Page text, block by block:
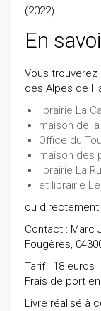
(2022).
En
Vous trouverez
des Alpes de
librairie La
maison de
Office du
maison des
librairie La
et librairie
ou directement
Contact : Marc
Fougères,
Tarif : 18 euros
Frais de port
Livre réalisé à